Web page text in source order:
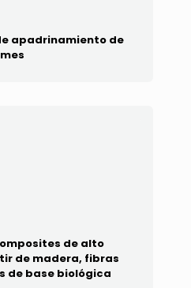
apadrinamiento de
de alto
de madera, fibras
de base biológica